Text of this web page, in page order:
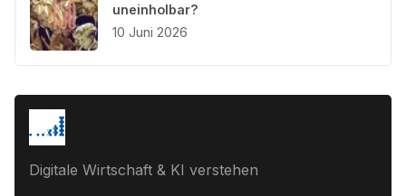
uneinholbar?
10 Juni 2026
Digitale Wirtschaft & KI verstehen